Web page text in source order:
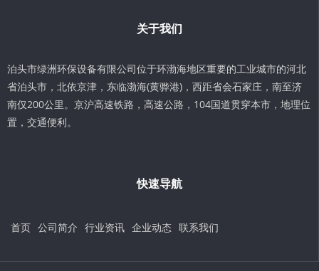
关于我们
泊头市绿洲环保设备有限公司位于环渤海地区重要的工业城市的河北
省泊头市，北依京津，东临渤海(黄骅港)，西距省会石家庄，南至济
南仅200公里。京沪高速铁路，高速公路，104国道贯穿本市，地理位
置，交通便利。
快速导航
首页 公司简介 行业资讯 企业动态 联系我们